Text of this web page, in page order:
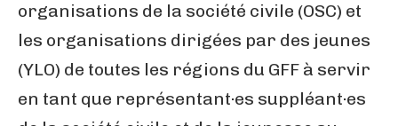
organisations de la société civile (OSC) et
les organisations dirigées par des jeunes
(YLO) de toutes les régions du GFF à servir
en tant que représentant·es suppléant·es